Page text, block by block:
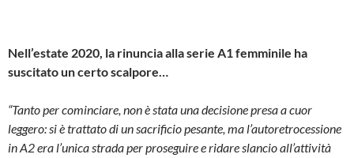
Nell’estate 2020, la rinuncia alla serie A1 femminile ha
suscitato un certo scalpore…
“Tanto per cominciare, non è stata una decisione presa a cuor
leggero: si è trattato di un sacrificio pesante, ma l’autoretrocessione
in A2 era l’unica strada per proseguire e ridare slancio all’attività